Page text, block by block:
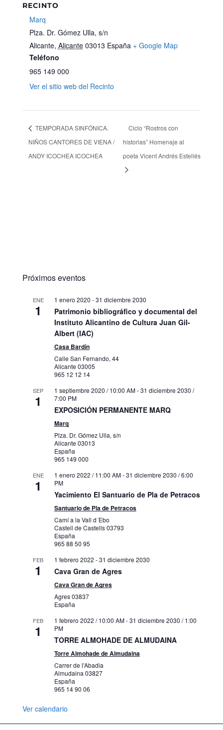
RECINTO
Marq
Plza. Dr. Gómez Ulla, s/n
Alicante, Alicante 03013 España + Google Map
Teléfono
965 149 000
Ver el sitio web del Recinto
TEMPORADA SINFÓNICA.
NIÑOS CANTORES DE VIENA /
ANDY ICOCHEA ICOCHEA
Ciclo “Rostros con
historias” Homenaje al
poeta Vicent Andrés Estellés
Próximos eventos
ENE
1
1 enero 2020 -31 diciembre 2030
Patrimonio bibliográfico y documental del
Instituto Alicantino de Cultura Juan Gil-
Albert (IAC)
Casa Bardín
Calle San Fernando, 44
Alicante 03005
965 12 12 14
SEP
1
1 septiembre 2020 / 10:00 AM-31 diciembre 2030 /
7:00 PM
EXPOSICIÓN PERMANENTE MARQ
Marq
Plza. Dr. Gómez Ulla, s/n
Alicante 03013
España
965 149 000
ENE
1
1 enero 2022 / 11:00 AM-31 diciembre 2030 / 6:00
PM
Yacimiento El Santuario de Pla de Petracos
Santuario de Pla de Petracos
Camí a la Vall d´Ebo
Castell de Castells03793
España
965 88 50 95
FEB
1
1 febrero 2022 -31 diciembre 2030
Cava Gran de Agres
Cava Gran de Agres
Agres03837
España
FEB
1
1 febrero 2022 / 10:00 AM-31 diciembre 2030 / 1:00
PM
TORRE ALMOHADE DE ALMUDAINA
Torre Almohade de Almudaina
Carrer de l'Abadia
Almudaina 03827
España
965 14 90 06
Ver calendario